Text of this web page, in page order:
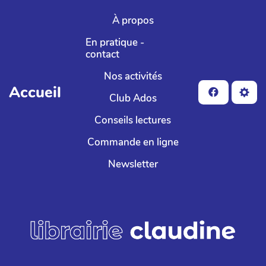
Aller au contenu principal
Accueil
À propos
En pratique -
contact
Nos activités
Club Ados
Conseils lectures
Commande en ligne
Newsletter